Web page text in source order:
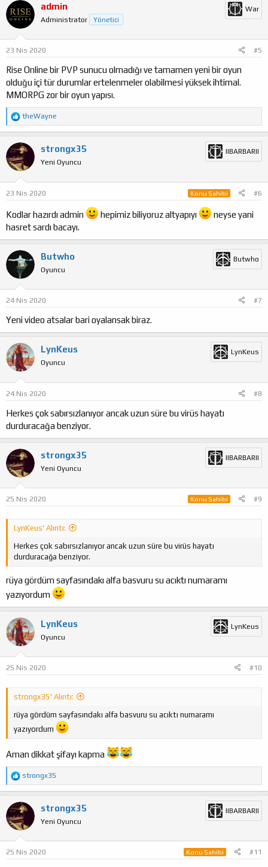
admin
Administrator Yönetici
War
23 Nis 2020 #5
Rise Online bir PVP sunucu olmadığı ve tamamen yeni bir oyun
olduğu içi tür durumlar ertelenmeler olabilmesi yüksek ihtimal.
MMORPG zor bir oyun yapısı.
T
e
p
k
i
l
e
r
:
theWayne
strongx35
Yeni Oyuncu
IIBARBARII
23 Nis 2020 Konu Sahibi #6
Kodlar hazırdı admin hepimiz biliyoruz altyapıyı
neyse yani
hasret sardı bacayı.
Butwho
Oyuncu
Butwho
24 Nis 2020 #7
Yeni video atsalar bari oyalansak biraz.
LynKeus
Oyuncu
LynKeus
24 Nis 2020 #8
Herkes çok sabırsızlanıyor ancak uzun süre bu virüs hayatı
durduracağa benziyor.
strongx35
Yeni Oyuncu
IIBARBARII
25 Nis 2020 Konu Sahibi #9
LynKeus' Alıntı:
Herkes çok sabırsızlanıyor ancak uzun süre bu virüs hayatı
durduracağa benziyor.
rüya gördüm sayfasındakı alfa basvuru su acıktı numaramı
yazıyordum
LynKeus
Oyuncu
LynKeus
25 Nis 2020 #10
strongx35' Alıntı:
rüya gördüm sayfasındakı alfa basvuru su acıktı numaramı
yazıyordum
Aman dikkat şifayı kapma
T
e
p
k
i
l
e
r
:
strongx35
strongx35
Yeni Oyuncu
IIBARBARII
25 Nis 2020 Konu Sahibi #11